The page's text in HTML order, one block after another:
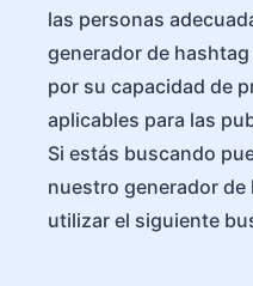
las personas
generador de
por su capacidad de
aplicables para las
Si estás buscando
nuestro generador
utilizar el siguiente